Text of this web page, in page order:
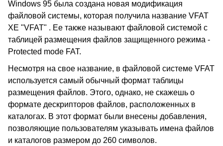
Windows 95 была создана новая модификация
файловой системы, которая получила название VFAT
XE "VFAT" . Ее также называют файловой системой с
таблицей размещения файлов защищенного режима -
Protected mode FAT.
Несмотря на свое название, в файловой системе VFAT
используется самый обычный формат таблицы
размещения файлов. Этого, однако, не скажешь о
формате дескрипторов файлов, расположенных в
каталогах. В этот формат были внесены добавления,
позволяющие пользователям указывать имена файлов
и каталогов размером до 260 символов.